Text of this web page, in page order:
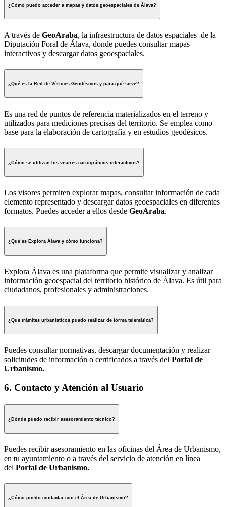
¿Cómo puedo acceder a mapas y datos geoespaciales de Álava?
A través de GeoAraba, la infraestructura de datos espaciales de la
Diputación Foral de Álava, donde puedes consultar mapas
interactivos y descargar datos geoespaciales.
¿Qué es la Red de Vértices Geodésicos y para qué sirve?
Es una red de puntos de referencia materializados en el terreno y
utilizados para mediciones precisas del territorio. Se emplea como
base para la elaboración de cartografía y en estudios geodésicos.
¿Cómo se utilizan los visores cartográficos interactivos?
Los visores permiten explorar mapas, consultar información de cada
elemento representado y descargar datos geoespaciales en diferentes
formatos. Puedes acceder a ellos desde GeoAraba.
¿Qué es Explora Álava y cómo funciona?
Explora Álava es una plataforma que permite visualizar y analizar
información geoespacial del territorio histórico de Álava. Es útil para
ciudadanos, profesionales y administraciones.
¿Qué trámites urbanísticos puedo realizar de forma telemática?
Puedes consultar normativas, descargar documentación y realizar
solicitudes de información o certificados a través del Portal de
Urbanismo.
6. Contacto y Atención al Usuario
¿Dónde puedo recibir asesoramiento técnico?
Puedes recibir asesoramiento en las oficinas del Área de Urbanismo,
en tu ayuntamiento o a través del servicio de atención en línea
del Portal de Urbanismo.
¿Cómo puedo contactar con el Área de Urbanismo?